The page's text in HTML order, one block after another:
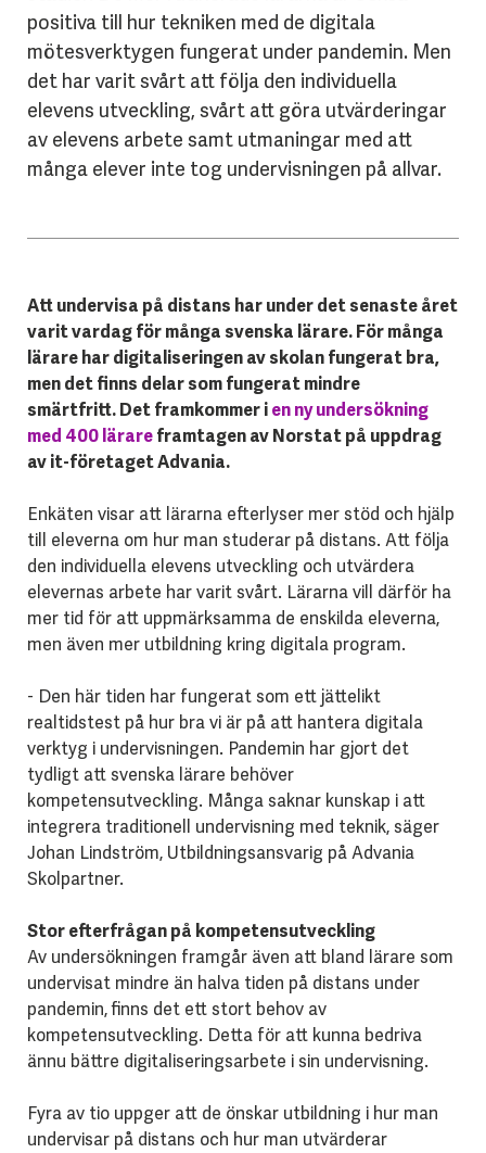
positiva till hur tekniken med de digitala
mötesverktygen fungerat under pandemin. Men
det har varit svårt att följa den individuella
elevens utveckling, svårt att göra utvärderingar
av elevens arbete samt utmaningar med att
många elever inte tog undervisningen på allvar.
Att undervisa på distans har under det senaste året
varit vardag för många svenska lärare. För många
lärare har digitaliseringen av skolan fungerat bra,
men det finns delar som fungerat mindre
smärtfritt. Det framkommer ien ny undersökning
med 400 lärareframtagen av Norstat på uppdrag
av it-företaget Advania.
Enkäten visar att lärarna efterlyser mer stöd och hjälp
till eleverna om hur man studerar på distans. Att följa
den individuella elevens utveckling och utvärdera
elevernas arbete har varit svårt. Lärarna vill därför ha
mer tid för att uppmärksamma de enskilda eleverna,
men även mer utbildning kring digitala program.
- Den här tiden har fungerat som ett jättelikt
realtidstest på hur bra vi är på att hantera digitala
verktyg i undervisningen. Pandemin har gjort det
tydligt att svenska lärare behöver
kompetensutveckling. Många saknar kunskap i att
integrera traditionell undervisning med teknik, säger
Johan Lindström, Utbildningsansvarig på Advania
Skolpartner.
Stor efterfrågan på kompetensutveckling
Av undersökningen framgår även att bland lärare som
undervisat mindre än halva tiden på distans under
pandemin, finns det ett stort behov av
kompetensutveckling. Detta för att kunna bedriva
ännu bättre digitaliseringsarbete i sin undervisning.
Fyra av tio uppger att de önskar utbildning i hur man
undervisar på distans och hur man utvärderar